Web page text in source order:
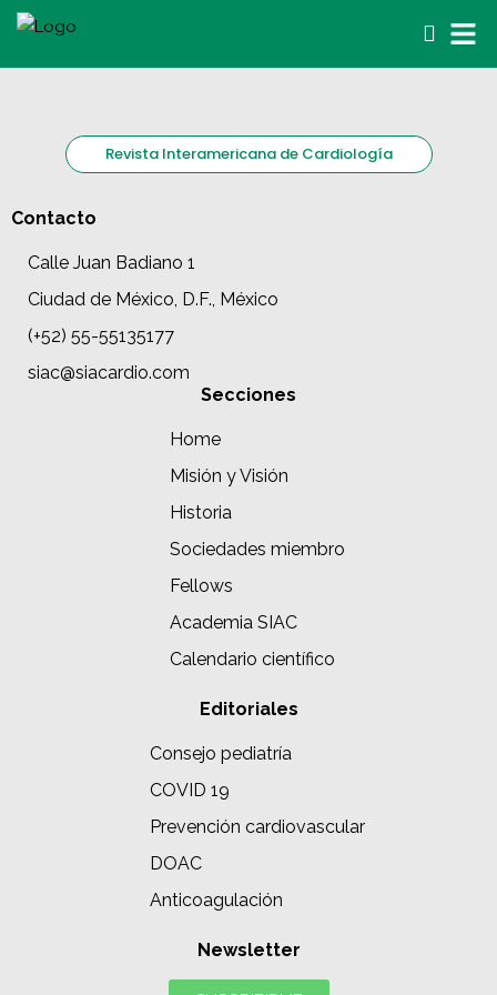
Revista Interamericana de Cardiología
Contacto
Calle Juan Badiano 1
Ciudad de México, D.F., México
(+52) 55-55135177
siac@siacardio.com
Secciones
Home
Misión y Visión
Historia
Sociedades miembro
Fellows
Academia SIAC
Calendario científico
Editoriales
Consejo pediatría
COVID 19
Prevención cardiovascular
DOAC
Anticoagulación
Newsletter